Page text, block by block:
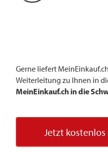
Gerne liefert
Weiterleitung zu Ihnen in
MeinEinkauf.ch in die
Jetzt